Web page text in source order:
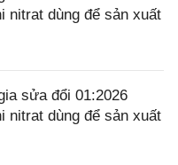
nitrat dùng để sản xuất
sửa đổi 01:2026
nitrat dùng để sản xuất